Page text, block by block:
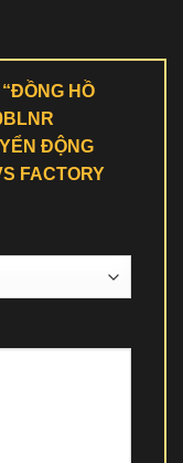
HỒ
ĐỘNG
FACTORY